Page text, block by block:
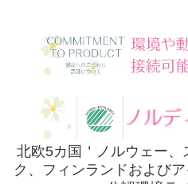
北欧5カ国＇ノルウェー
ク、フィンランドおよび